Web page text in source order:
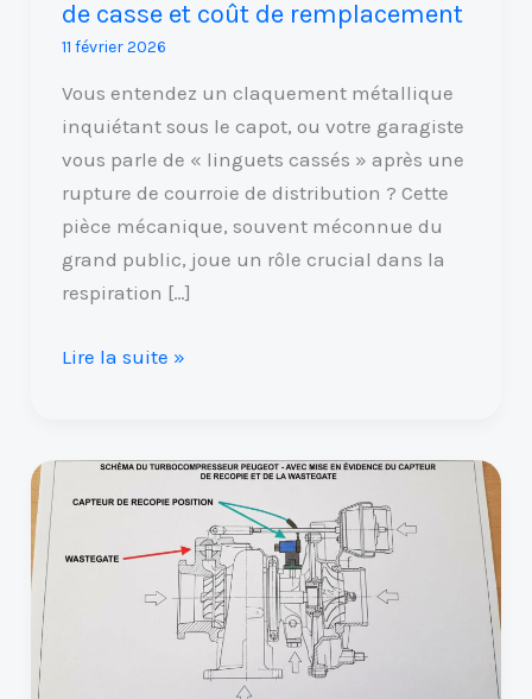
de casse et coût de remplacement
11 février 2026
Vous entendez un claquement métallique
inquiétant sous le capot, ou votre garagiste
vous parle de « linguets cassés » après une
rupture de courroie de distribution ? Cette
pièce mécanique, souvent méconnue du
grand public, joue un rôle crucial dans la
respiration […]
remplacement
Lire la suite »
Code
défaut